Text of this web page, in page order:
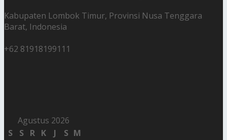
Kabupaten Lombok Timur, Provinsi Nusa Tenggara
Barat, Indonesia
+62 81918199111
Agustus 2026
S
S R K J S M